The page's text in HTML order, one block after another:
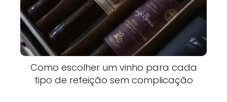
Como escolher um vinho para cada
tipo de refeição sem complicação